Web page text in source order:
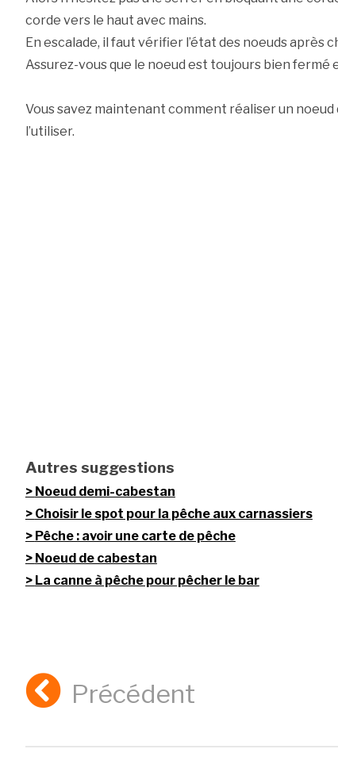
corde vers le haut avec mains.
En escalade, il faut vérifier l’état des noeuds après
Assurez-vous que le noeud est toujours bien fermé
Vous savez maintenant comment réaliser un
l’utiliser.
Autres suggestions
Noeud demi-cabestan
Choisir le spot pour la pêche aux carnassiers
Pêche : avoir une carte de pêche
Noeud de cabestan
La canne à pêche pour pêcher le bar
Précédent